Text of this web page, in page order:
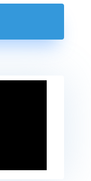
warm ingericht